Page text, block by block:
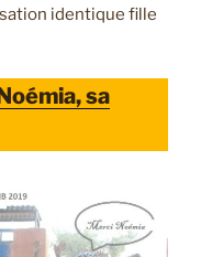
identique fille
sa